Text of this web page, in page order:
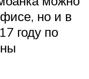
но и в
году по